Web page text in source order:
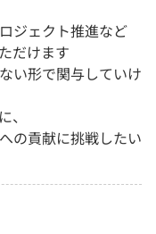
ジェクト推進など
だけます
い形で関与していけ
、
の貢献に挑戦したい